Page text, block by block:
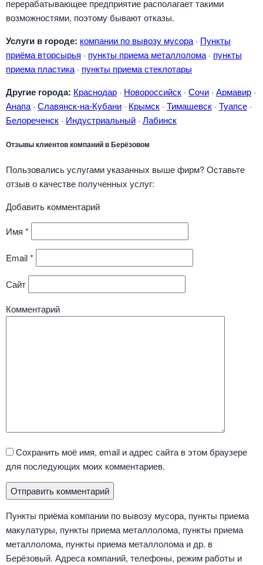
перерабатывающее предприятие располагает такими
возможностями, поэтому бывают отказы.
Услуги в городе: компании по вывозу мусора · Пункты
приёма вторсырья · пункты приема металлолома · пункты
приема пластика · пункты приема стеклотары
Другие города: Краснодар · Новороссийск · Сочи · Армавир ·
Анапа · Славянск-на-Кубани · Крымск · Тимашевск · Туапсе ·
Белореченск · Индустриальный · Лабинск
Отзывы клиентов компаний в Берёзовом
Пользовались услугами указанных выше фирм? Оставьте
отзыв о качестве полученных услуг:
Добавить комментарий
Имя *
Email*
Сайт
Комментарий
Сохранить моё имя, email и адрес сайта в этом браузере
для последующих моих комментариев.
Пункты приёма компании по вывозу мусора, пункты приема
макулатуры, пункты приема металлолома, пункты приема
металлолома, пункты приема металлолома и др. в
Берёзовый. Адреса компаний, телефоны, режим работы и